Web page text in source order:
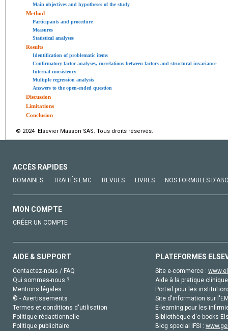
Main objectives and hypotheses of the study
Method
Participants and procedure
Measures
Statistical analyses
Results
Identification of problematic items
Confirmatory factor analyses, correlations between factors and structural invariance
Internal consistency
Multiple regression analysis
Answers to the open-ended question
Discussion
Limitations
Conclusion
© 2024 Elsevier Masson SAS. Tous droits réservés.
ACCÈS RAPIDES
DOMAINES TRAITÉS EMC REVUES LIVRES NOS FORMULES
MON COMPTE
CRÉER UN COMPTE
AIDE & SUPPORT
Contactez-nous / FAQ
Qui sommes-nous ?
Mentions légales
© - Avertissements
Termes et conditions d'utilisation
Politique rédactionnelle
Politique publicitaire
PLATEFORMES
Site e-commerce :
Aide à la pratique
Portail pour les
Site d'information sur
E-learning pour les
Bibliothèque d'e-books
Blog special IFSI :